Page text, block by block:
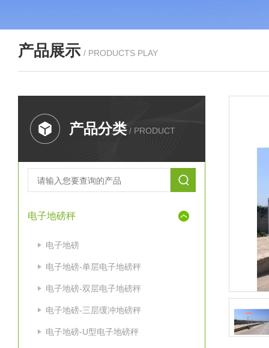
产品展示 / PRODUCTS PLAY
产品分类 / PRODUCT
电子地磅秤
电子地磅
电子地磅-单层电子地磅秤
电子地磅-双层电子地磅秤
电子地磅-三层缓冲地磅秤
电子地磅-U型电子地磅秤